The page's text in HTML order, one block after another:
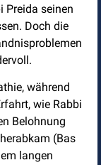
Preida seinen
Doch die
während
wie Rabbi
Belohnung
(Bas
langen